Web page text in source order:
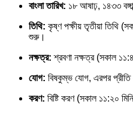
বাংলা তারিখ: ১৮ আষাঢ়, ১৪৩৩
তিথি: কৃষ্ণ পক্ষীয় তৃতীয়া তিথি
শুরু।
নক্ষত্র: শ্রবণা নক্ষত্র (সকাল
যোগ: বিষকুম্ভ যোগ, এরপর
করণ: বিষ্টি করণ (সকাল ১১:২০